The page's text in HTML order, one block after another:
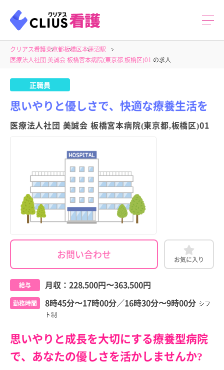
クリアス看護東京都板橋区本蓮沼駅
医療法人社団 美誠会 板橋宮本病院(東京都,板橋区)01 の求人
正職員
思いやりと優しさで、快適な療養生活を
医療法人社団 美誠会 板橋宮本病院(東京都,板橋区)01
お問い合わせ お気に入り
給与 月収： 228,500円〜363,500円
勤務時間 8時45分〜17時00分／16時30分〜9時00分 シフ
ト制
思いやりと成長を大切にする療養型病院
で、あなたの優しさを活かしませんか?